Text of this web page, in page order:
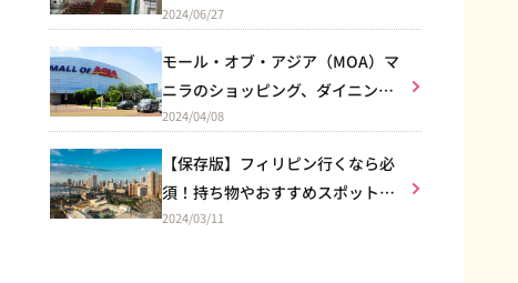
2024/06/27
モール・オブ・アジア（MOA）マ
ニラのショッピング、ダイニン
グ、エンターテイメントなど総合
2024/04/08
【保存版】フィリピン行くなら必
須！持ち物やおすすめスポット
は？
2024/03/11